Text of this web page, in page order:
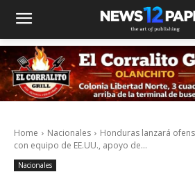
Home Nacionales
Honduras lanzará
con equipo de EE.UU., apoyo de...
Nacionales